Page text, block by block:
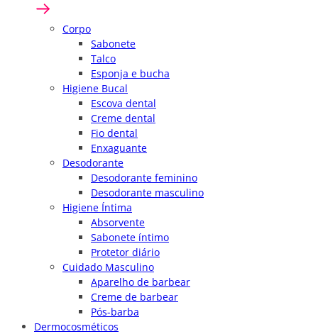
Corpo
Sabonete
Talco
Esponja e bucha
Higiene Bucal
Escova dental
Creme dental
Fio dental
Enxaguante
Desodorante
Desodorante feminino
Desodorante masculino
Higiene Íntima
Absorvente
Sabonete íntimo
Protetor diário
Cuidado Masculino
Aparelho de barbear
Creme de barbear
Pós-barba
Dermocosméticos